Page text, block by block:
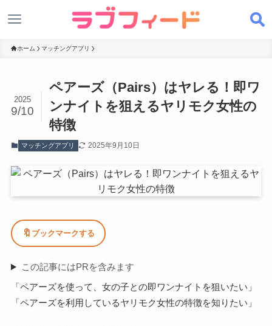
ホーム マッチングアプリ
ペアーズ（Pairs）はヤレる！即ワ
ンナイトを狙えるヤリモク女性の
特徴
2025
9/10
マッチングアプリ 2025年9月10日
🔖 ブックマークする
この記事にはPRを含みます
「ペアーズを使って、女の子との即ワンナイトを狙いたい」
「ペアーズを利用しているヤリモク女性の特徴を知りたい」